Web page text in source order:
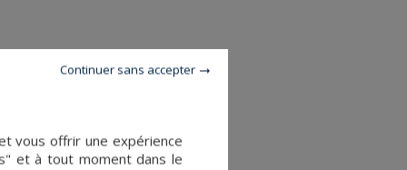
de prestige à des
les guidant à travers les
vous offrir une expérience
et à tout moment dans le
Continuer sans accepter